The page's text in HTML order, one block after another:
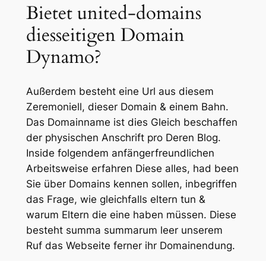
Bietet united-domains
diesseitigen Domain
Dynamo?
Außerdem besteht eine Url aus diesem
Zeremoniell, dieser Domain & einem Bahn.
Das Domainname ist dies Gleich beschaffen
der physischen Anschrift pro Deren Blog.
Inside folgendem anfängerfreundlichen
Arbeitsweise erfahren Diese alles, had been
Sie über Domains kennen sollen, inbegriffen
das Frage, wie gleichfalls eltern tun &
warum Eltern die eine haben müssen. Diese
besteht summa summarum leer unserem
Ruf das Webseite ferner ihr Domainendung.